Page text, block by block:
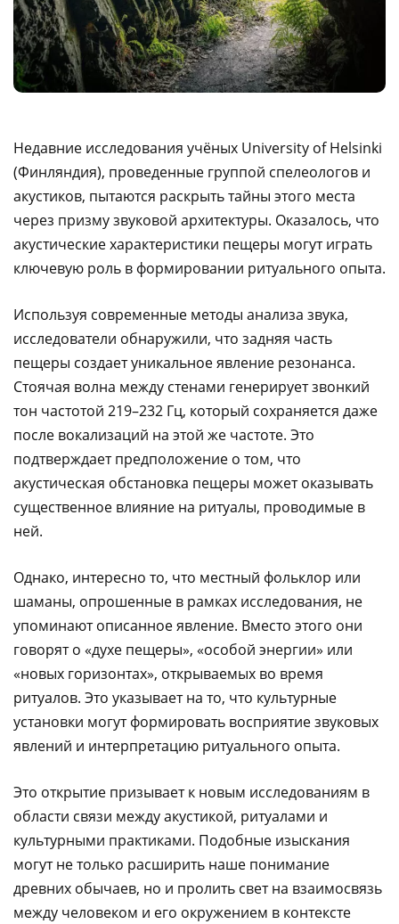
Недавние исследования учёных University of Helsinki
(Финляндия), проведенные группой спелеологов и
акустиков, пытаются раскрыть тайны этого места
через призму звуковой архитектуры. Оказалось, что
акустические характеристики пещеры могут играть
ключевую роль в формировании ритуального опыта.
Используя современные методы анализа звука,
исследователи обнаружили, что задняя часть
пещеры создает уникальное явление резонанса.
Стоячая волна между стенами генерирует звонкий
тон частотой 219–232 Гц, который сохраняется даже
после вокализаций на этой же частоте. Это
подтверждает предположение о том, что
акустическая обстановка пещеры может оказывать
существенное влияние на ритуалы, проводимые в
ней.
Однако, интересно то, что местный фольклор или
шаманы, опрошенные в рамках исследования, не
упоминают описанное явление. Вместо этого они
говорят о «духе пещеры», «особой энергии» или
«новых горизонтах», открываемых во время
ритуалов. Это указывает на то, что культурные
установки могут формировать восприятие звуковых
явлений и интерпретацию ритуального опыта.
Это открытие призывает к новым исследованиям в
области связи между акустикой, ритуалами и
культурными практиками. Подобные изыскания
могут не только расширить наше понимание
древних обычаев, но и пролить свет на взаимосвязь
между человеком и его окружением в контексте